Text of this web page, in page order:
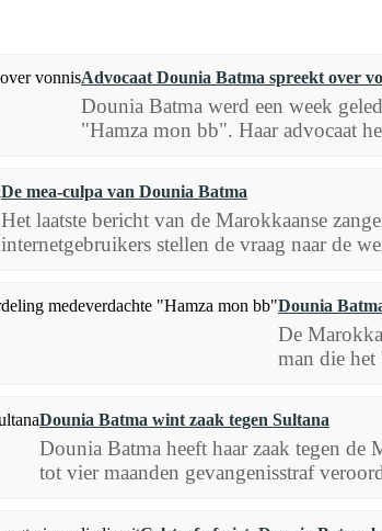
Advocaat Dounia Batma spreekt over
Dounia Batma werd een week
"Hamza mon bb". Haar advocaat
De mea-culpa van Dounia Batma
Het laatste bericht van de Marokkaanse
internetgebruikers stellen de vraag naar de
Dounia
De
man die
Dounia Batma wint zaak tegen Sultana
Dounia Batma heeft haar zaak tegen de
tot vier maanden gevangenisstraf